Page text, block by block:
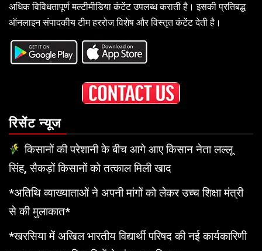
अधिक विविधतापूर्ण मल्टीमीडिया कंटेंट उपलब्ध कराती है। इसकी प्रतिबद्ध
ऑनलाइन संपादकीय टीम हररोज विशेष और विस्तृत कंटेंट देती है।
रिसेंट न्यूज
किसानों की परेशानी के बीच आगे आए किसान नेता लल्लू
सिंह, सैकड़ों किसानों को तत्काल मिली खाद
*अतिथि व्याख्याताओं ने अपनी मांगों को लेकर उच्च शिक्षा मंत्री
से की मुलाकात*
*खरसिया में अखिल भारतीय विद्यार्थी परिषद की नई कार्यकारिणी